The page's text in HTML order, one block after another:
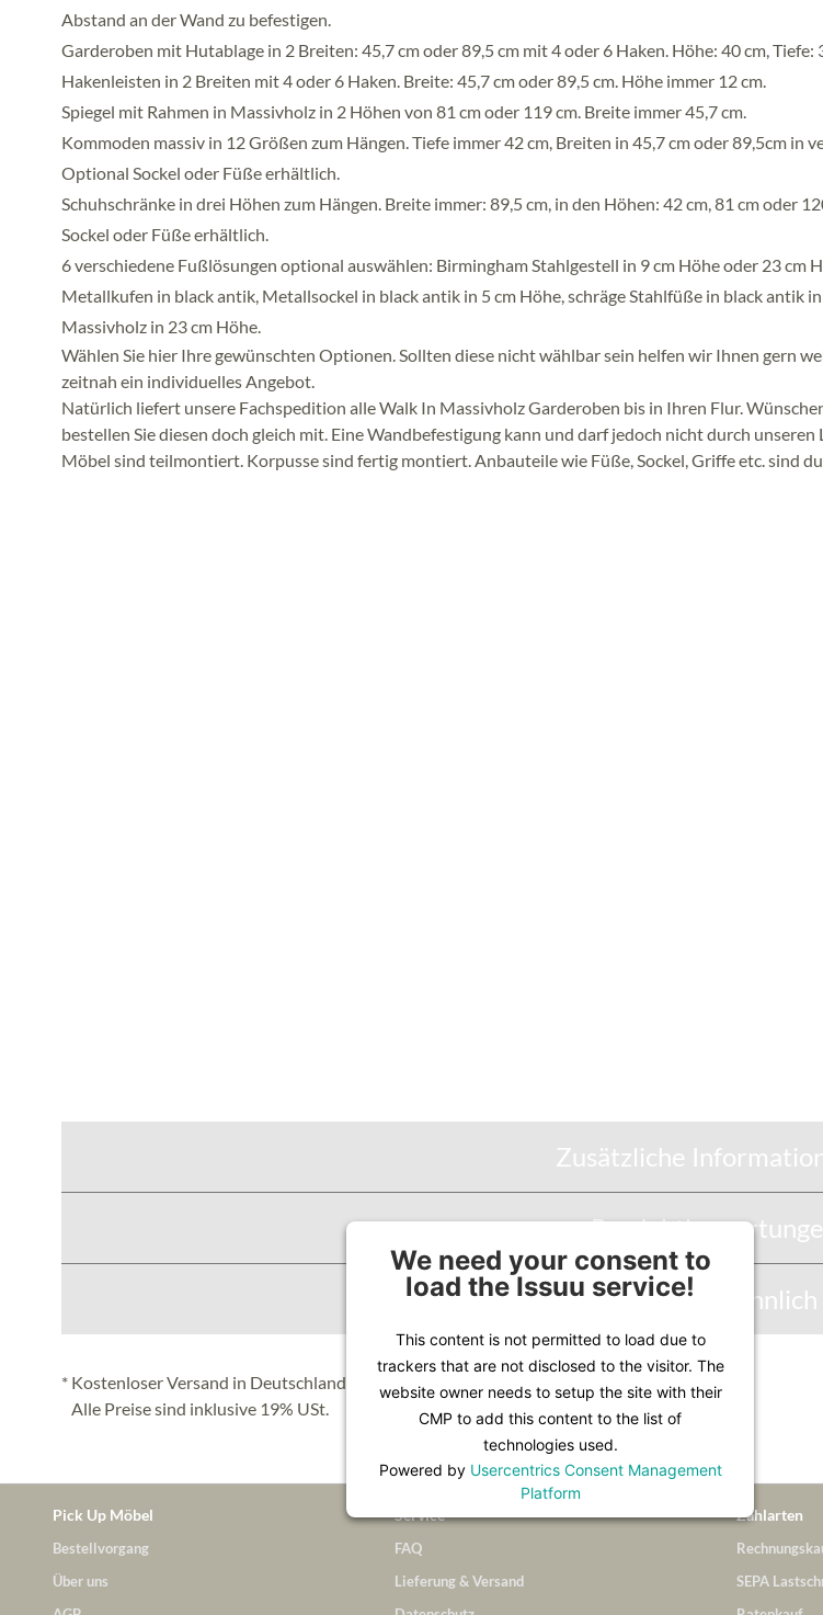
Abstand an der Wand zu befestigen.
Garderoben mit Hutablage in 2 Breiten: 45,7 cm oder 89,5 cm mit 4 oder 6 Haken. Höhe: 40 cm, Tiefe:
Hakenleisten in 2 Breiten mit 4 oder 6 Haken. Breite: 45,7 cm oder 89,5 cm. Höhe immer 12 cm.
Spiegel mit Rahmen in Massivholz in 2 Höhen von 81 cm oder 119 cm. Breite immer 45,7 cm.
Kommoden massiv in 12 Größen zum Hängen. Tiefe immer 42 cm, Breiten in 45,7 cm oder 89,5cm in
Optional Sockel oder Füße erhältlich.
Schuhschränke in drei Höhen zum Hängen. Breite immer: 89,5 cm, in den Höhen: 42 cm, 81 cm oder
Sockel oder Füße erhältlich.
6 verschiedene Fußlösungen optional auswählen: Birmingham Stahlgestell in 9 cm Höhe oder 23 cm
Metallkufen in black antik, Metallsockel in black antik in 5 cm Höhe, schräge Stahlfüße in black antik
Massivholz in 23 cm Höhe.
Wählen Sie hier Ihre gewünschten Optionen. Sollten diese nicht wählbar sein helfen wir Ihnen gern
zeitnah ein individuelles Angebot.
Natürlich liefert unsere Fachspedition alle Walk In Massivholz Garderoben bis in Ihren Flur.
bestellen Sie diesen doch gleich mit. Eine Wandbefestigung kann und darf jedoch nicht durch
Möbel sind teilmontiert. Korpusse sind fertig montiert. Anbauteile wie Füße, Sockel, Griffe etc. sind
We need your consent to
load the Issuu service!
This content is not permitted to load due to
trackers that are not disclosed to the visitor. The
website owner needs to setup the site with their
CMP to add this content to the list of
technologies used.
Powered by Usercentrics Consent Management
Platform
Zusätzliche
Abbildung Ähnlich
* Kostenloser Versand in Deutschland (Festland), nähere Infos unter Lieferung & Versand
Alle Preise sind inklusive 19% USt.
Pick Up Möbel
Bestellvorgang
Über uns
Service
FAQ
Lieferung & Versand
Zahlarten
SEPA